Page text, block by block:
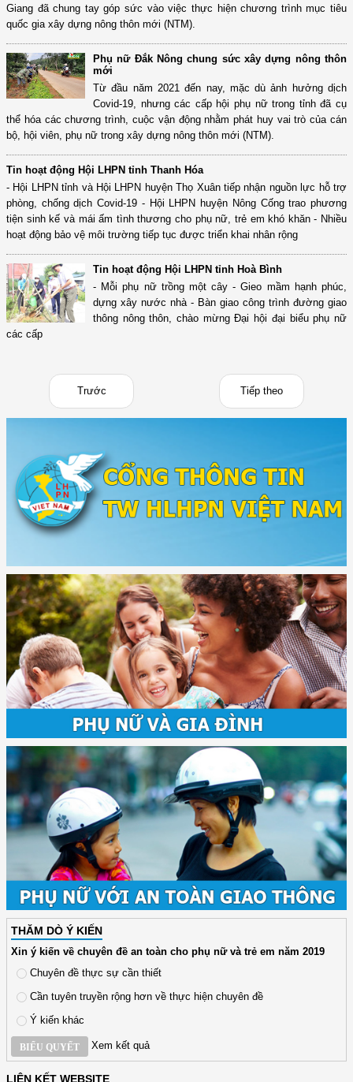
Giang đã chung tay góp sức vào việc thực hiện chương trình mục tiêu
quốc gia xây dựng nông thôn mới (NTM).
Phụ nữ Đắk Nông chung sức xây dựng nông thôn
mới
Từ đầu năm 2021 đến nay, mặc dù ảnh hưởng dịch
Covid-19, nhưng các cấp hội phụ nữ trong tỉnh đã cụ
thể hóa các chương trình, cuộc vận động nhằm phát huy vai trò của cán
bộ, hội viên, phụ nữ trong xây dựng nông thôn mới (NTM).
Tin hoạt động Hội LHPN tỉnh Thanh Hóa
- Hội LHPN tỉnh và Hội LHPN huyện Thọ Xuân tiếp nhận nguồn lực hỗ trợ
phòng, chống dịch Covid-19 - Hội LHPN huyện Nông Cống trao phương
tiện sinh kế và mái ấm tình thương cho phụ nữ, trẻ em khó khăn - Nhiều
hoạt động bảo vệ môi trường tiếp tục được triển khai nhân rộng
Tin hoạt động Hội LHPN tỉnh Hoà Bình
- Mỗi phụ nữ trồng một cây - Gieo mầm hạnh phúc,
dựng xây nước nhà - Bàn giao công trình đường giao
thông nông thôn, chào mừng Đại hội đại biểu phụ nữ
các cấp
Trước Tiếp theo
THĂM DÒ Ý KIẾN
Xin ý kiến về chuyên đề an toàn cho phụ nữ và trẻ em năm 2019
Chuyên đề thực sự cần thiết
Cần tuyên truyền rộng hơn về thực hiện chuyên đề
Ý kiến khác
BIỂU QUYẾT Xem kết quả
LIÊN KẾT WEBSITE